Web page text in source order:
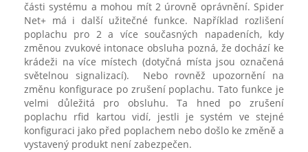
části systému a mohou mít 2 úrovně oprávnění. Spider
Net+ má i další užitečné funkce. Například rozlišení
poplachu pro 2 a více současných napadeních, kdy
změnou zvukové intonace obsluha pozná, že dochází ke
krádeži na více místech (dotyčná místa jsou označená
světelnou signalizací). Nebo rovněž upozornění na
změnu konfigurace po zrušení poplachu. Tato funkce je
velmi důležitá pro obsluhu. Ta hned po zrušení
poplachu rfid kartou vidí, jestli je systém ve stejné
konfiguraci jako před poplachem nebo došlo ke změně a
vystavený produkt není zabezpečen.